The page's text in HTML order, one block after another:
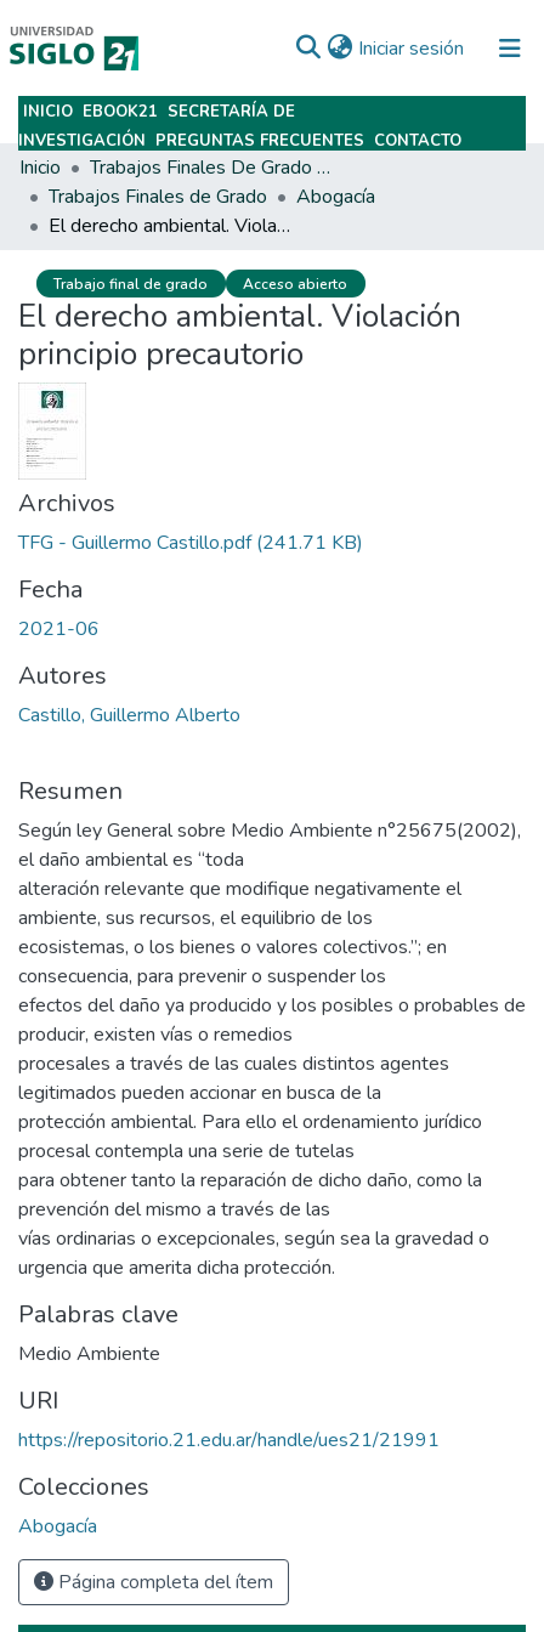
Iniciar sesión (current)
Subir
INICIO EBOOK21 SECRETARÍA DE
INVESTIGACIÓN PREGUNTAS FRECUENTES CONTACTO
Inicio
Trabajos Finales De Grado Y Posgrado
Trabajos Finales de Grado
Abogacía
El derecho ambiental. Violación principio precautorio
Trabajo final de grado Acceso abierto
El derecho ambiental. Violación
principio precautorio
Archivos
TFG - Guillermo Castillo.pdf(241.71 KB)
Fecha
2021-06
Autores
Castillo, Guillermo Alberto
Resumen
Según ley General sobre Medio Ambiente n°25675(2002),
el daño ambiental es “toda
alteración relevante que modifique negativamente el
ambiente, sus recursos, el equilibrio de los
ecosistemas, o los bienes o valores colectivos.”; en
consecuencia, para prevenir o suspender los
efectos del daño ya producido y los posibles o probables de
producir, existen vías o remedios
procesales a través de las cuales distintos agentes
legitimados pueden accionar en busca de la
protección ambiental. Para ello el ordenamiento jurídico
procesal contempla una serie de tutelas
para obtener tanto la reparación de dicho daño, como la
prevención del mismo a través de las
vías ordinarias o excepcionales, según sea la gravedad o
urgencia que amerita dicha protección.
Palabras clave
Medio Ambiente
URI
https://repositorio.21.edu.ar/handle/ues21/21991
Colecciones
Abogacía
Página completa del ítem